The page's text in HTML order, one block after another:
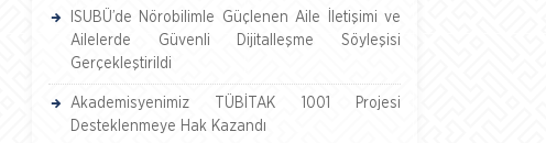
ISUBÜ’de Nörobilimle Güçlenen Aile İletişimi ve
Ailelerde Güvenli Dijitalleşme Söyleşisi
Gerçekleştirildi
Akademisyenimiz TÜBİTAK 1001 Projesi
Desteklenmeye Hak Kazandı